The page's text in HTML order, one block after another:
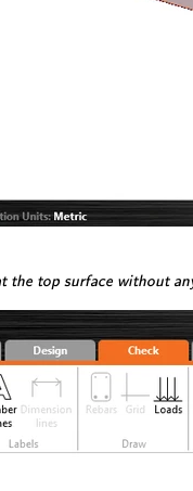
the top surface without